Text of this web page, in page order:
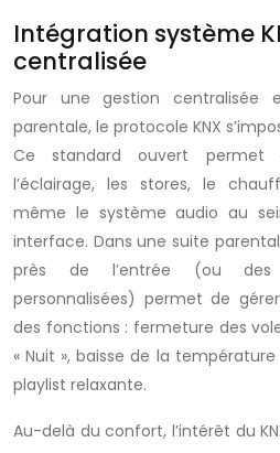
Intégration système
centralisée
Pour une gestion
parentale, le protocole KNX
Ce standard ouvert permet
l’éclairage, les stores, le
même le système audio au
interface. Dans une suite
près de l’entrée (ou des
personnalisées) permet de
des fonctions : fermeture des
« Nuit », baisse de la
playlist relaxante.
Au-delà du confort, l’intérêt du